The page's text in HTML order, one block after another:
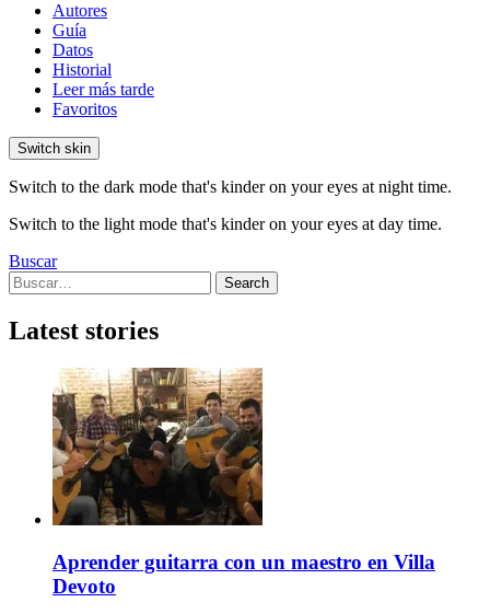
Autores
Guía
Datos
Historial
Leer más tarde
Favoritos
Switch skin
Switch to the dark mode that's kinder on your eyes at night time.
Switch to the light mode that's kinder on your eyes at day time.
Buscar
Search
for:
Search
Latest stories
Aprender guitarra con un maestro en Villa
Devoto